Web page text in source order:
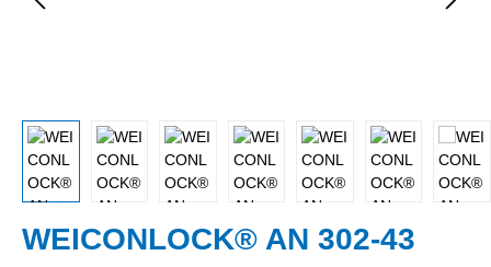
WEICONLOCK® AN 302-43